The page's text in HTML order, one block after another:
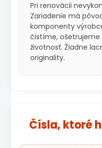
Pri renovácii
Zariadenie má
komponenty
čistíme, ošetrujeme
životnosť. Žiadne
originality.
Čísla, ktoré